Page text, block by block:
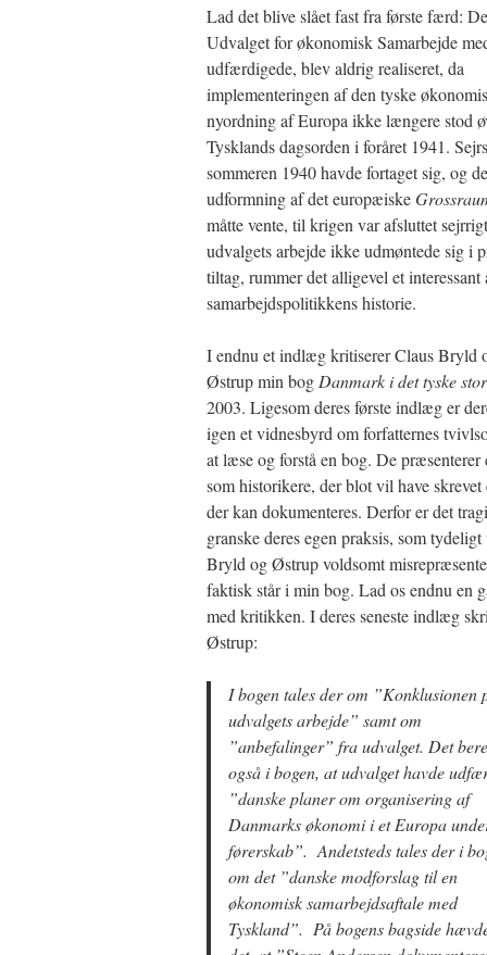
Lad det blive slået fast fra første færd:
Udvalget for økonomisk Samarbejde
udfærdigede, blev aldrig realiseret, da
implementeringen af den tyske
nyordning af Europa ikke længere stod
Tysklands dagsorden i foråret 1941.
sommeren 1940 havde fortaget sig, og
udformning af det europæiske
måtte vente, til krigen var afsluttet
udvalgets arbejde ikke udmøntede sig i
tiltag, rummer det alligevel et interessant
samarbejdspolitikkens historie.
I endnu et indlæg kritiserer Claus Bryld
Østrup min bog Danmark i det tyske
2003. Ligesom deres første indlæg er
igen et vidnesbyrd om forfatternes
at læse og forstå en bog. De præsenterer
som historikere, der blot vil have skrevet
der kan dokumenteres. Derfor er det
granske deres egen praksis, som tydeligt
Bryld og Østrup voldsomt
faktisk står i min bog. Lad os endnu en
med kritikken. I deres seneste indlæg
Østrup:
I bogen tales der om ”Konklusionen
udvalgets arbejde” samt om
”anbefalinger” fra udvalget. Det
også i bogen, at udvalget havde
”danske planer om organisering af
Danmarks økonomi i et Europa
førerskab”. Andetsteds tales der i
om det ”danske modforslag til en
økonomisk samarbejdsaftale med
Tyskland”. På bogens bagside